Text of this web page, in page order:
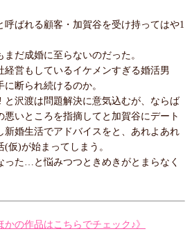
呼ばれる顧客・加賀谷を受け持ってはや1
だ成婚に至らないのだった。
経営もしているイケメンすぎる婚活男
断られ続けるのか。
と沢渡は問題解決に意気込むが、ならば
悪いところを指摘してと加賀谷にデート
新婚生活でアドバイスをと、あれよあれ
仮)が始まってしまう。
った…と悩みつつときめきがとまらなく
かの作品はこちらでチェック♪》